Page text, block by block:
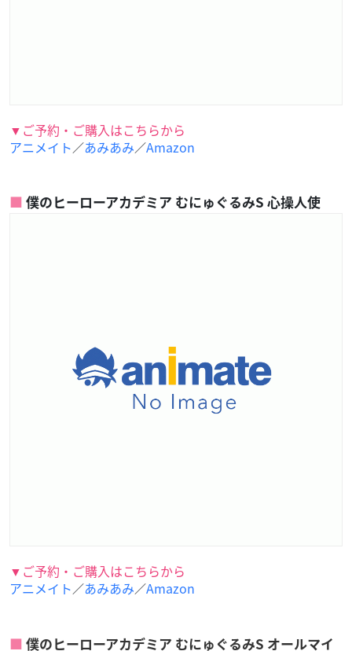
▼ご予約・ご購入はこちらから
アニメイト／あみあみ／Amazon
僕のヒーローアカデミア むにゅぐるみS 心操人使
▼ご予約・ご購入はこちらから
アニメイト／あみあみ／Amazon
僕のヒーローアカデミア むにゅぐるみS オールマイ